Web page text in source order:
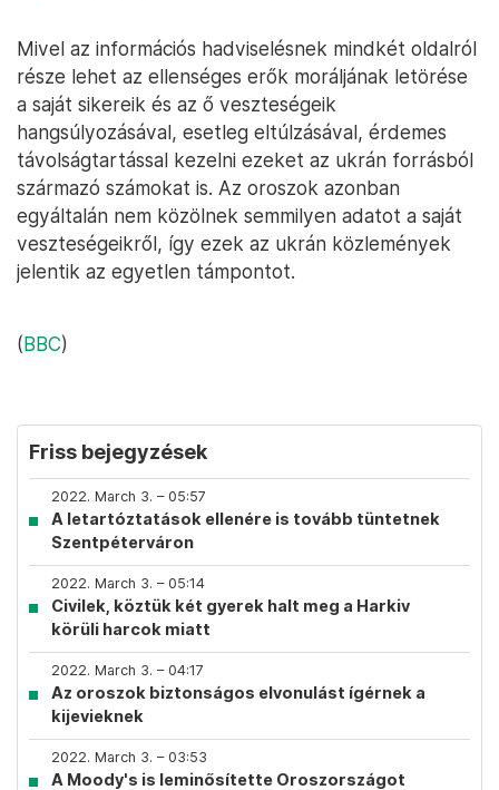
Mivel az információs hadviselésnek mindkét oldalról
része lehet az ellenséges erők moráljának letörése
a saját sikereik és az ő veszteségeik
hangsúlyozásával, esetleg eltúlzásával, érdemes
távolságtartással kezelni ezeket az ukrán forrásból
származó számokat is. Az oroszok azonban
egyáltalán nem közölnek semmilyen adatot a saját
veszteségeikről, így ezek az ukrán közlemények
jelentik az egyetlen támpontot.
(BBC)
Friss bejegyzések
2022. March 3. – 05:57
A letartóztatások ellenére is tovább tüntetnek
Szentpéterváron
2022. March 3. – 05:14
Civilek, köztük két gyerek halt meg a Harkiv
körüli harcok miatt
2022. March 3. – 04:17
Az oroszok biztonságos elvonulást ígérnek a
kijevieknek
2022. March 3. – 03:53
A Moody's is leminősítette Oroszországot